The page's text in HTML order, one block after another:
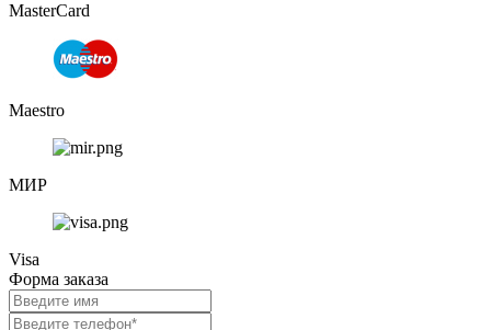
MasterCard
Maestro
МИР
Visa
Форма заказа